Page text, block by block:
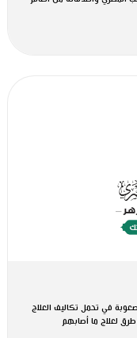
في تحمل تكاليف العلاج
لعلاج ما أصابهم